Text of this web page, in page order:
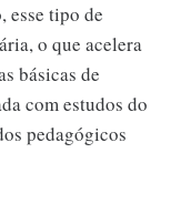
esse tipo de
o que acelera
básicas de
com estudos do
pedagógicos